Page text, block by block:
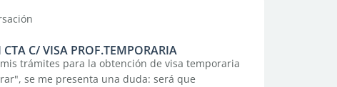
C/ VISA PROF.TEMPORARIA
trámites para la obtención de visa temporaria
se me presenta una duda: será que